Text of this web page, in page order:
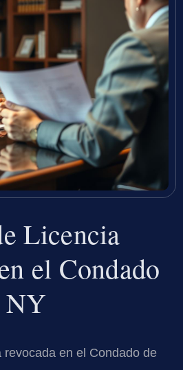
Licencia
el Condado
NY
revocada en el Condado de